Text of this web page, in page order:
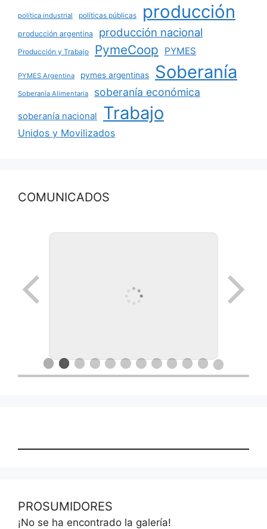
política industrial políticas públicas producción
producción argentina producción nacional
Producción y Trabajo PymeCoop PYMES
PYMES Argentina pymes argentinas Soberanía
Soberanía Alimentaria soberanía económica
soberanía nacional Trabajo
Unidos y Movilizados
COMUNICADOS
PROSUMIDORES
¡No se ha encontrado la galería!